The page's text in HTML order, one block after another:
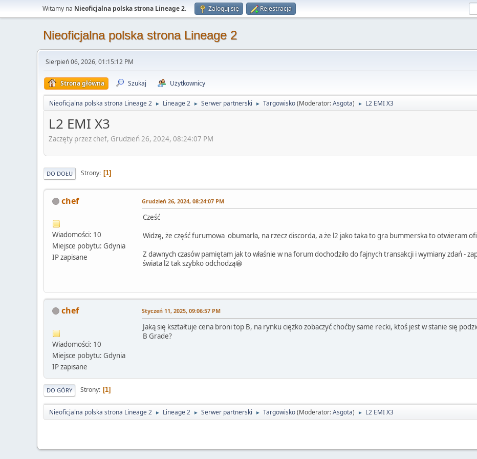
Witamy na Nieoficjalna polska strona Lineage 2. Zaloguj się Rejestracja
Nieoficjalna polska strona Lineage 2
Sierpień 06, 2026, 01:15:12 PM
Strona główna Szukaj Użytkownicy
Nieoficjalna polska strona Lineage 2 ► Lineage 2 ► Serwer partnerski ► Targowisko(Moderator:Asgota) ► L2 EMI X3
L2 EMI X3
Zaczęty przez chef, Grudzień 26, 2024, 08:24:07 PM
DO DOŁU Strony 1
chef
Wiadomości: 10
Miejsce pobytu: Gdynia
IP zapisane
Grudzień 26, 2024, 08:24:07 PM
Cześć
Widzę, że część furumowa obumarła, na rzecz discorda, a że l2 jako taka to gra bummerska to otwieram
Z dawnych czasów pamiętam jak to właśnie w na forum dochodziło do fajnych transakcji i wymiany zdań -
świata l2 tak szybko odchodzą😀
chef
Wiadomości: 10
Miejsce pobytu: Gdynia
IP zapisane
Styczeń 11, 2025, 09:06:57 PM
Jaką się kształtuje cena broni top B, na rynku ciężko zobaczyć choćby same recki, ktoś jest w stanie się
B Grade?
DO GÓRY Strony 1
Nieoficjalna polska strona Lineage 2 ► Lineage 2 ► Serwer partnerski ► Targowisko(Moderator:Asgota) ► L2 EMI X3